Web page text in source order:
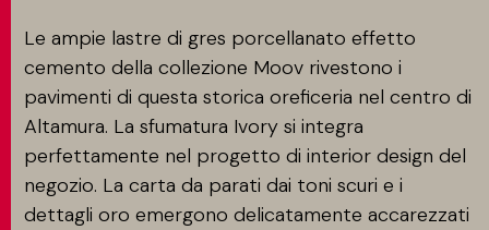
MATCH APP
CERCA
AREA RISERVATA
Le ampie lastre di gres porcellanato effetto
cemento della collezione Moov rivestono i
pavimenti di questa storica oreficeria nel centro di
Altamura. La sfumatura Ivory si integra
perfettamente nel progetto di interior design del
negozio. La carta da parati dai toni scuri e i
dettagli oro emergono delicatamente accarezzati